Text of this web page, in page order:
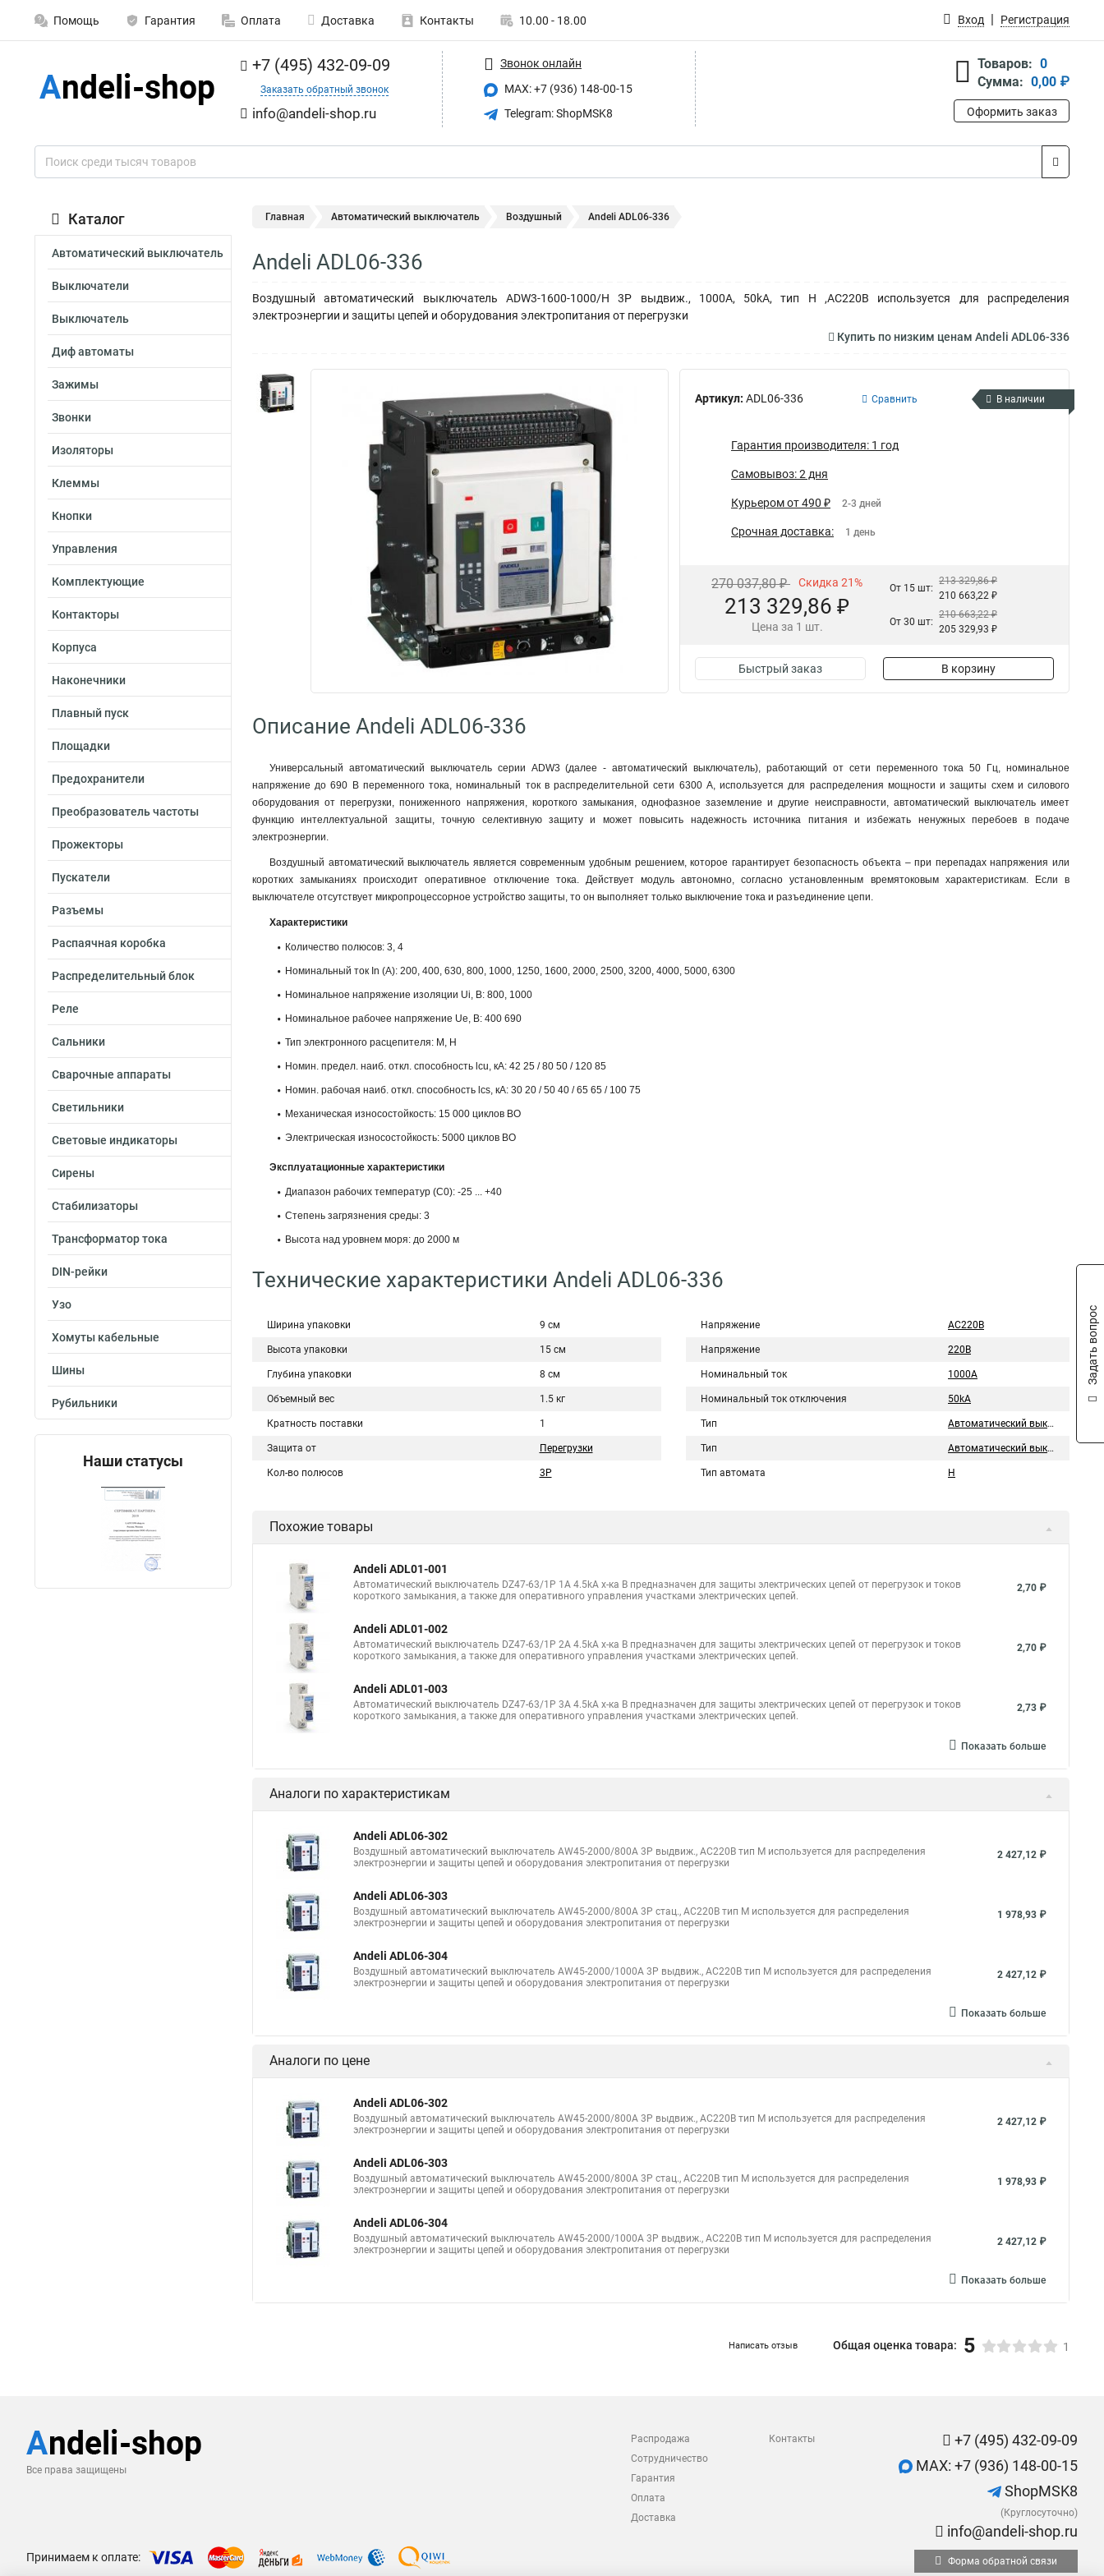
Помощь Гарантия Оплата Доставка Контакты 10.00 - 18.00 Вход Регистрация
+7 (495) 432-09-09
Заказать обратный звонок
info@andeli-shop.ru
Звонок онлайн
MAX: +7 (936) 148-00-15
Telegram: ShopMSK8
Товаров: 0
Сумма: 0,00 ₽
Оформить заказ
Каталог
Автоматический выключатель
Выключатели
Выключатель
Диф автоматы
Зажимы
Звонки
Изоляторы
Клеммы
Кнопки
Управления
Комплектующие
Контакторы
Корпуса
Наконечники
Плавный пуск
Площадки
Предохранители
Преобразователь частоты
Прожекторы
Пускатели
Разъемы
Распаячная коробка
Распределительный блок
Реле
Сальники
Сварочные аппараты
Светильники
Световые индикаторы
Сирены
Стабилизаторы
Трансформатор тока
DIN-рейки
Узо
Хомуты кабельные
Шины
Рубильники
Наши статусы
Главная Автоматический выключатель Воздушный Andeli ADL06-336
Andeli ADL06-336
Воздушный автоматический выключатель ADW3-1600-1000/H 3P выдвиж., 1000A, 50kA, тип H ,AC220В используется для распределения
электроэнергии и защиты цепей и оборудования электропитания от перегрузки
Купить по низким ценам Andeli ADL06-336
Артикул: ADL06-336 Сравнить В наличии
Гарантия производителя: 1 год
Самовывоз: 2 дня
Курьером от 490 ₽ 2-3 дней
Срочная доставка: 1 день
270 037,80 ₽ Скидка 21%
213 329,86 ₽
Цена за 1 шт.
От 15 шт:
213 329,86 ₽
210 663,22 ₽
От 30 шт:
210 663,22 ₽
205 329,93 ₽
Быстрый заказ В корзину
Описание Andeli ADL06-336
Универсальный автоматический выключатель серии ADW3 (далее - автоматический выключатель), работающий от сети переменного тока 50 Гц, номинальное
напряжение до 690 В переменного тока, номинальный ток в распределительной сети 6300 А, используется для распределения мощности и защиты схем и силового
оборудования от перегрузки, пониженного напряжения, короткого замыкания, однофазное заземление и другие неисправности, автоматический выключатель имеет
функцию интеллектуальной защиты, точную селективную защиту и может повысить надежность источника питания и избежать ненужных перебоев в подаче
электроэнергии.
Воздушный автоматический выключатель является современным удобным решением, которое гарантирует безопасность объекта – при перепадах напряжения или
коротких замыканиях происходит оперативное отключение тока. Действует модуль автономно, согласно установленным времятоковым характеристикам. Если в
выключателе отсутствует микропроцессорное устройство защиты, то он выполняет только выключение тока и разъединение цепи.
Характеристики
Количество полюсов: 3, 4
Номинальный ток In (А): 200, 400, 630, 800, 1000, 1250, 1600, 2000, 2500, 3200, 4000, 5000, 6300
Номинальное напряжение изоляции Ui, B: 800, 1000
Номинальное рабочее напряжение Ue, B: 400 690
Тип электронного расцепителя: M, H
Номин. предел. наиб. откл. способность lcu, кА: 42 25 / 80 50 / 120 85
Номин. рабочая наиб. откл. способность lcs, кА: 30 20 / 50 40 / 65 65 / 100 75
Механическая износостойкость: 15 000 циклов ВО
Электрическая износостойкость: 5000 циклов ВО
Эксплуатационные характеристики
Диапазон рабочих температур (С0): -25 ... +40
Степень загрязнения среды: 3
Высота над уровнем моря: до 2000 м
Технические характеристики Andeli ADL06-336
Ширина упаковки 9 см
Высота упаковки 15 см
Глубина упаковки 8 см
Объемный вес 1.5 кг
Кратность поставки 1
Защита от Перегрузки
Кол-во полюсов 3P
Напряжение AC220В
Напряжение 220В
Номинальный ток 1000A
Номинальный ток отключения 50kA
Тип Автоматический выключатель
Тип Автоматический выключатель
Тип автомата H
Похожие товары
Andeli ADL01-001
Автоматический выключатель DZ47-63/1P 1A 4.5kA х-ка B предназначен для защиты электрических цепей от перегрузок и токов
короткого замыкания, а также для оперативного управления участками электрических цепей.
2,70 ₽
Andeli ADL01-002
Автоматический выключатель DZ47-63/1P 2A 4.5kA х-ка B предназначен для защиты электрических цепей от перегрузок и токов
короткого замыкания, а также для оперативного управления участками электрических цепей.
2,70 ₽
Andeli ADL01-003
Автоматический выключатель DZ47-63/1P 3A 4.5kA х-ка B предназначен для защиты электрических цепей от перегрузок и токов
короткого замыкания, а также для оперативного управления участками электрических цепей.
2,73 ₽
Показать больше
Аналоги по характеристикам
Andeli ADL06-302
Воздушный автоматический выключатель AW45-2000/800A 3P выдвиж., AC220В тип М используется для распределения
электроэнергии и защиты цепей и оборудования электропитания от перегрузки
2 427,12 ₽
Andeli ADL06-303
Воздушный автоматический выключатель AW45-2000/800A 3P стац., AC220В тип М используется для распределения
электроэнергии и защиты цепей и оборудования электропитания от перегрузки
1 978,93 ₽
Andeli ADL06-304
Воздушный автоматический выключатель AW45-2000/1000A 3P выдвиж., AC220В тип М используется для распределения
электроэнергии и защиты цепей и оборудования электропитания от перегрузки
2 427,12 ₽
Показать больше
Аналоги по цене
Andeli ADL06-302
Воздушный автоматический выключатель AW45-2000/800A 3P выдвиж., AC220В тип М используется для распределения
электроэнергии и защиты цепей и оборудования электропитания от перегрузки
2 427,12 ₽
Andeli ADL06-303
Воздушный автоматический выключатель AW45-2000/800A 3P стац., AC220В тип М используется для распределения
электроэнергии и защиты цепей и оборудования электропитания от перегрузки
1 978,93 ₽
Andeli ADL06-304
Воздушный автоматический выключатель AW45-2000/1000A 3P выдвиж., AC220В тип М используется для распределения
электроэнергии и защиты цепей и оборудования электропитания от перегрузки
2 427,12 ₽
Показать больше
Написать отзыв Общая оценка товара: 5 1
Все права защищены
Распродажа
Сотрудничество
Гарантия
Оплата
Доставка
Контакты
+7 (495) 432-09-09
MAX: +7 (936) 148-00-15
ShopMSK8
(Круглосуточно)
info@andeli-shop.ru
Принимаем к оплате: Форма обратной связи
Задать вопрос